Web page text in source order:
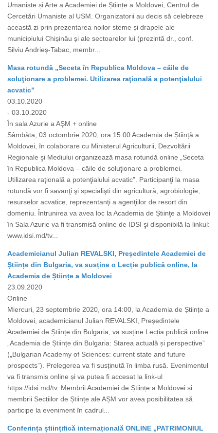
Umaniste și Arte a Academiei de Științe a Moldovei, Centrul de
Cercetări Umaniste al USM. Organizatorii au decis să celebreze
această zi prin prezentarea noilor steme și drapele ale
municipiului Chișinău și ale sectoarelor lui (prezintă dr., conf.
Silviu Andrieș-Tabac, membr...
Masa rotundă „Seceta în Republica Moldova – căile de
soluţionare a problemei. Utilizarea raţională a potenţialului
acvatic”
03.10.2020
- 03.10.2020
În sala Azurie a AŞM + online
Sâmbăta, 03 octombrie 2020, ora 15:00 Academia de Știință a
Moldovei, în colaborare cu Ministerul Agriculturii, Dezvoltării
Regionale şi Mediului organizează masa rotundă online „Seceta
în Republica Moldova – căile de soluţionare a problemei.
Utilizarea raţională a potenţialului acvatic”. Participanţi la masa
rotundă vor fi savanţi şi specialişti din agricultură, agrobiologie,
resurselor acvatice, reprezentanţi a agenţiilor de resort din
domeniu. Întrunirea va avea loc la Academia de Știinţe a Moldovei
în Sala Azurie va fi transmisă online de IDSI şi disponibilă la linkul:
www.idsi.md/tv...
Academicianul Julian REVALSKI, Președintele Academiei de
Științe din Bulgaria, va susține o Lecție publică online, la
Academia de Științe a Moldovei
23.09.2020
Online
Miercuri, 23 septembrie 2020, ora 14:00, la Academia de Științe a
Moldovei, academicianul Julian REVALSKI, Președintele
Academiei de Științe din Bulgaria, va susține Lecția publică online:
„Academia de Științe din Bulgaria: Starea actuală și perspective”
(„Bulgarian Academy of Sciences: current state and future
prospects”). Prelegerea va fi susținută în limba rusă. Evenimentul
va fi transmis online și va putea fi accesat la link-ul
https://idsi.md/tv. Membrii Academiei de Științe a Moldovei și
membrii Secțiilor de Științe ale AȘM vor avea posibilitatea să
participe la eveniment în cadrul...
Conferința științifică internațională ONLINE „PATRIMONIUL